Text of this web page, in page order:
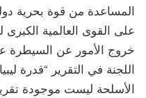
المساعدة من قوة بحرية
على القوى العالمية
خروج الأمور عن السيطرة
اللجنة في التقرير “قدرة
الأسلحة ليست موجودة